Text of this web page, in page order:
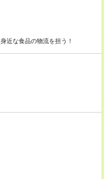
近な食品の物流を担う！